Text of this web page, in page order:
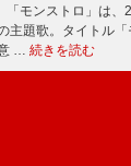
「モンストロ」は
主題歌。タイトル「
… 続きを読む